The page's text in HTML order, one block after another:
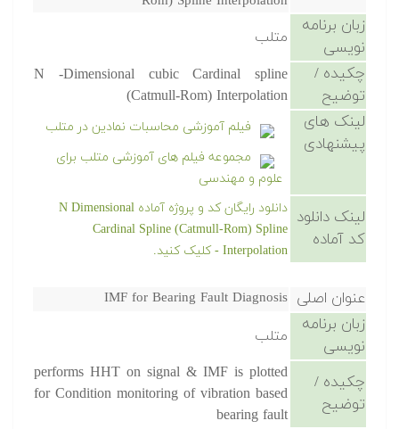
زبان برنامه
نویسی
متلب
چکیده /
توضیح
N -Dimensional cubic Cardinal spline
(Catmull-Rom) Interpolation
لینک های
پیشنهادی
فیلم آموزشی محاسبات نمادین در متلب
مجموعه فیلم های آموزشی متلب برای
علوم و مهندسی
لینک دانلود
کد آماده
دانلود رایگان کد و پروژه آماده N Dimensional
Cardinal Spline (Catmull-Rom) Spline
Interpolation - کلیک کنید.
عنوان اصلی IMF for Bearing Fault Diagnosis
زبان برنامه
نویسی
متلب
چکیده /
توضیح
performs HHT on signal & IMF is plotted
for Condition monitoring of vibration based
bearing fault